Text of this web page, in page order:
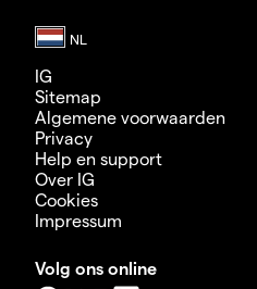
IG
Sitemap
Algemene voorwaarden
Privacy
Help en support
Over IG
Cookies
Impressum
Volg ons online